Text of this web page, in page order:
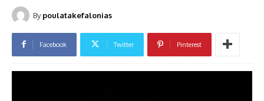
By poulatakefalonias
Facebook Twitter Pinterest